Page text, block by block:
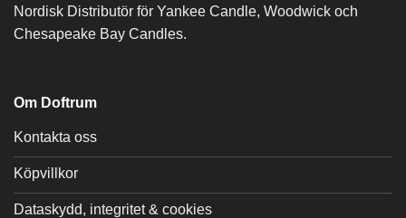
Nordisk Distributör för Yankee Candle, Woodwick och
Chesapeake Bay Candles.
Om Doftrum
Kontakta oss
Köpvillkor
Dataskydd, integritet & cookies